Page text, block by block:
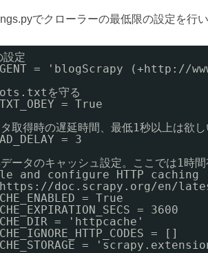
でクローラーの最低限の設定を行い
定
= 'blogScrapy (+http://
を守る
= True
取得時の遅延時間、最低1秒以上は欲し
= 3
ータのキャッシュ設定。ここでは1時間
and configure HTTP
doc.scrapy.org/en/
= True
= 3600
= 'httpcache'
= []
=